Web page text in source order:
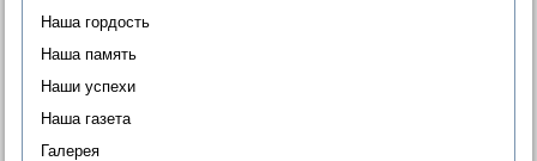
Наша гордость
Наша память
Наши успехи
Наша газета
Галерея